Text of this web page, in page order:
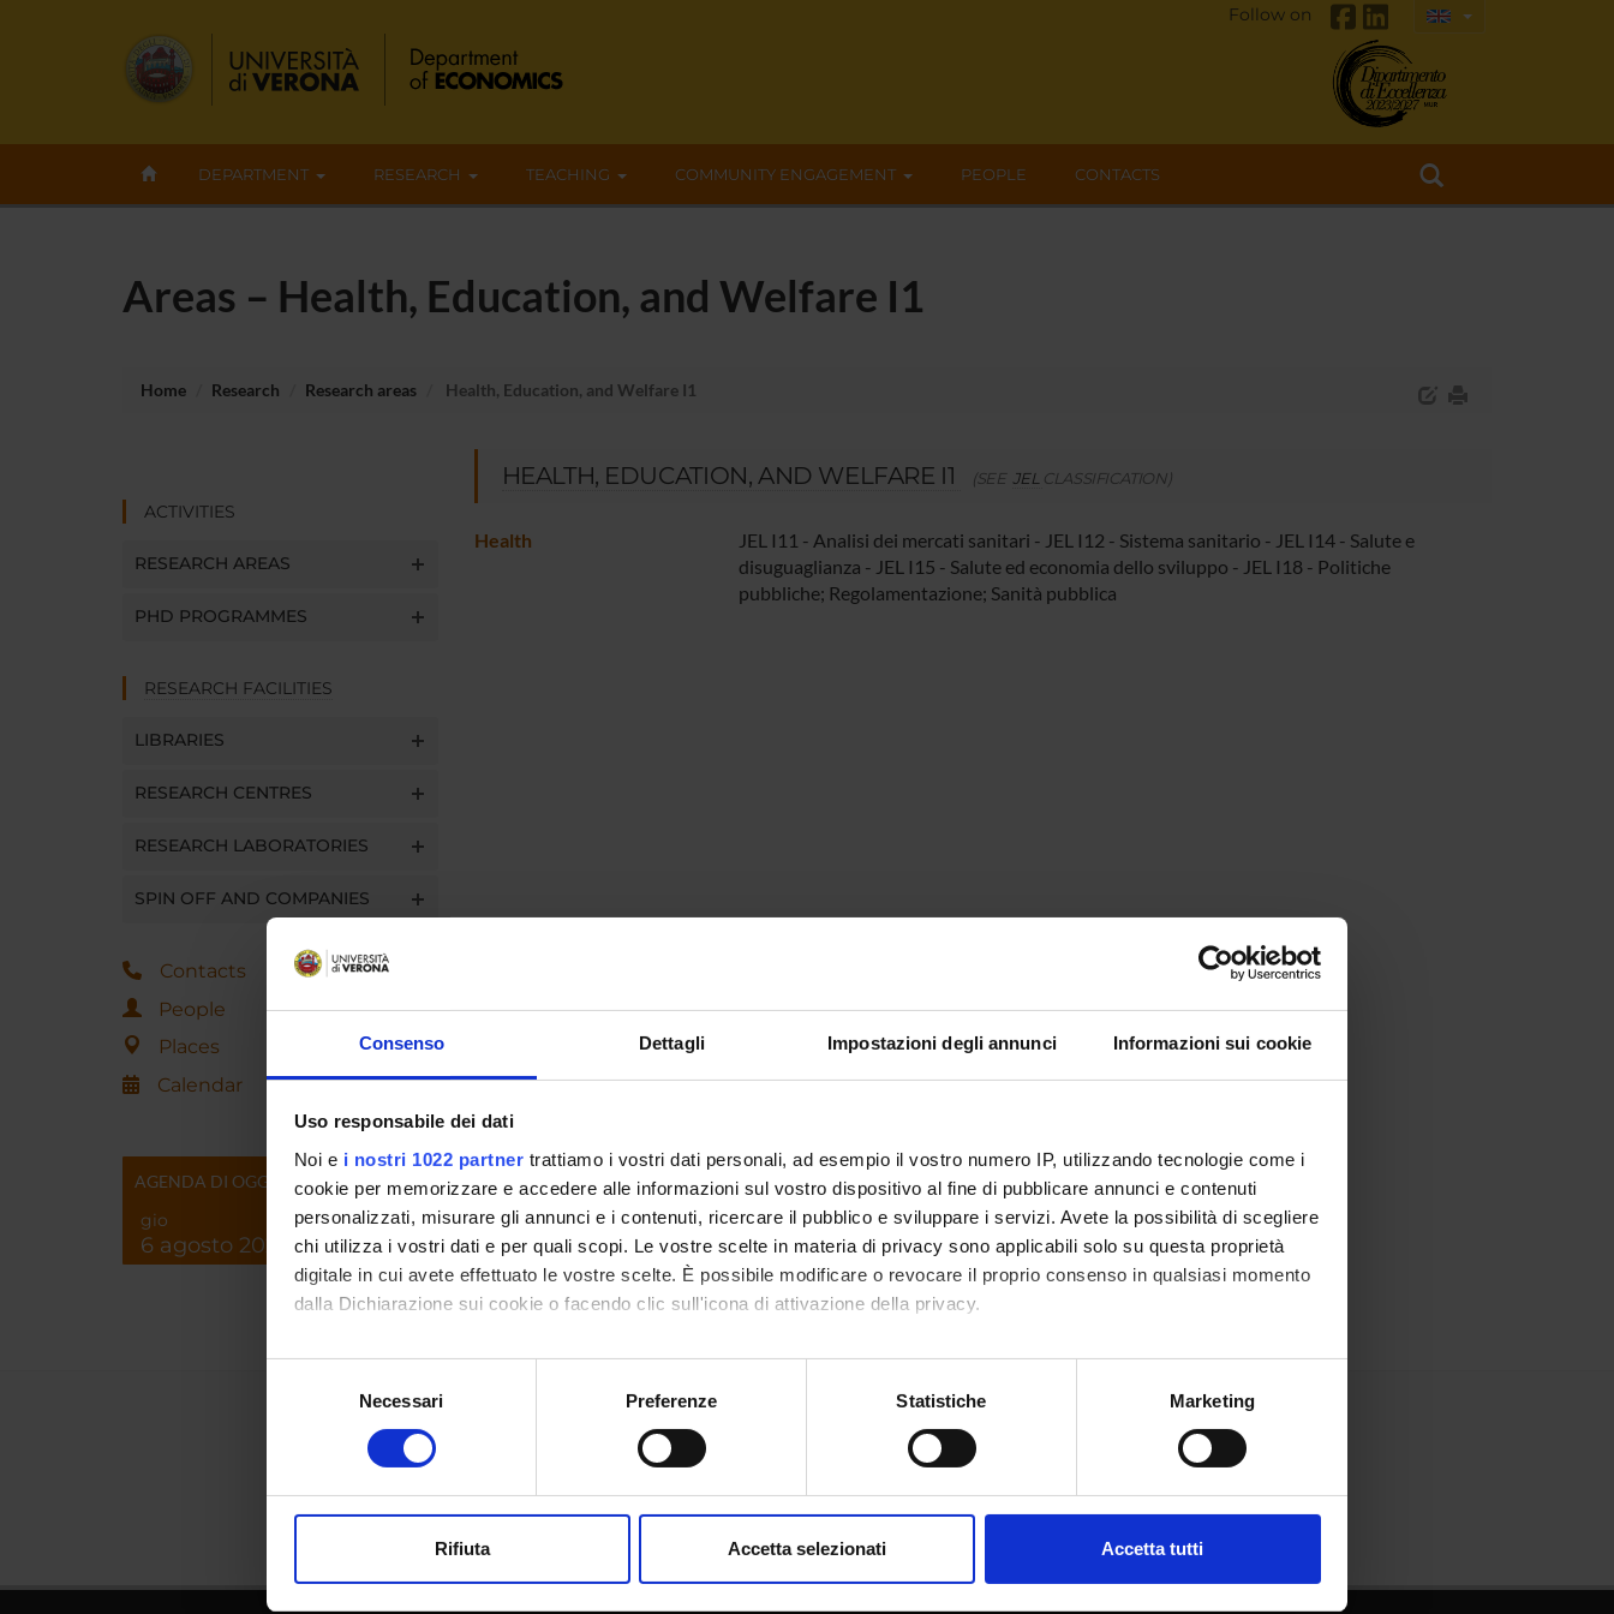
Consenso Dettagli Impostazioni degli annunci Informazioni sui cookie
Uso responsabile dei dati
Noi e i nostri 1022 partner trattiamo i vostri dati personali, ad esempio il vostro numero IP, utilizzando tecnologie come i
cookie per memorizzare e accedere alle informazioni sul vostro dispositivo al fine di pubblicare annunci e contenuti
personalizzati, misurare gli annunci e i contenuti, ricercare il pubblico e sviluppare i servizi. Avete la possibilità di scegliere
chi utilizza i vostri dati e per quali scopi. Le vostre scelte in materia di privacy sono applicabili solo su questa proprietà
digitale in cui avete effettuato le vostre scelte. È possibile modificare o revocare il proprio consenso in qualsiasi momento
dalla Dichiarazione sui cookie o facendo clic sull'icona di attivazione della privacy.
Con il tuo consenso, vorremmo anche:
raccogliere informazioni sulla tua posizione geografica, con un'approssimazione di qualche metro,
digitali).
modificare o ritirare il tuo consenso in qualsiasi momento dalla Dichiarazione sui cookie.
Necessari Preferenze Statistiche Marketing
Rifiuta Accetta selezionati Accetta tutti
Follow on
DEPARTMENT RESEARCH TEACHING COMMUNITY ENGAGEMENT PEOPLE CONTACTS
Areas – Health, Education, and Welfare I1
Home Research Research areas Health, Education, and Welfare I1
ACTIVITIES
RESEARCH AREAS
PHD PROGRAMMES
RESEARCH FACILITIES
LIBRARIES
RESEARCH CENTRES
RESEARCH LABORATORIES
SPIN OFF AND COMPANIES
Contacts
People
Places
Calendar
AGENDA DI OGGI
gio
6 agosto 2026
HEALTH, EDUCATION, AND WELFARE I1 (SEE JEL CLASSIFICATION)
Health
JEL I11 - Analisi dei mercati sanitari - JEL I12 - Sistema sanitario - JEL I14 - Salute e
disuguaglianza - JEL I15 - Salute ed economia dello sviluppo - JEL I18 - Politiche
pubbliche; Regolamentazione; Sanità pubblica